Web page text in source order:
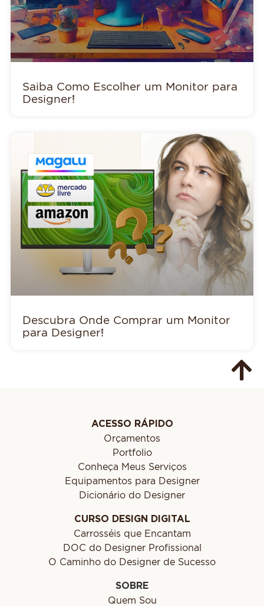
Saiba Como Escolher um Monitor para
Designer!
Descubra Onde Comprar um Monitor
para Designer!
ACESSO RÁPIDO
Orçamentos
Portfolio
Conheça Meus Serviços
Equipamentos para Designer
Dicionário do Designer
CURSO DESIGN DIGITAL
Carrosséis que Encantam
DOC do Designer Profissional
O Caminho do Designer de Sucesso
SOBRE
Quem Sou